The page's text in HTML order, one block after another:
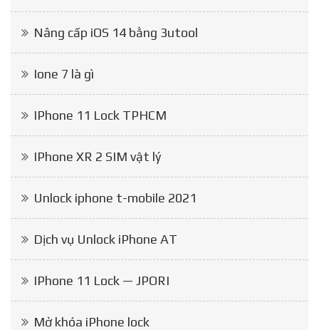
Nâng cấp iOS 14 bằng 3utool
Ione 7 là gì
IPhone 11 Lock TPHCM
IPhone XR 2 SIM vật lý
Unlock iphone t-mobile 2021
Dịch vụ Unlock iPhone AT
IPhone 11 Lock — JPORI
Mở khóa iPhone lock